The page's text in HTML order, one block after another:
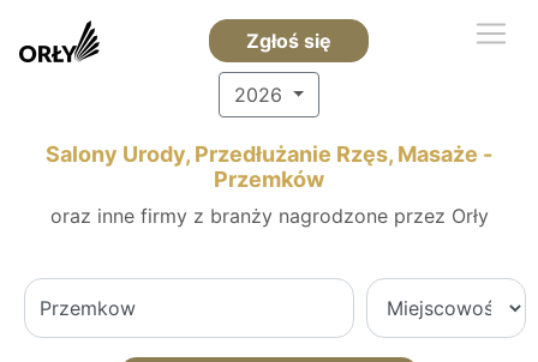
Zgłoś się
2026
Salony Urody, Przedłużanie Rzęs, Masaże -
Przemków
oraz inne firmy z branży nagrodzone przez Orły